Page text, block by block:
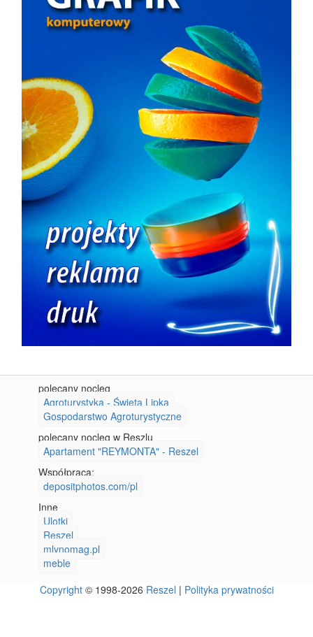
polecany nocleg
Agroturystyka - Święta Lipka
Gospodarstwo Agroturystyczne
polecany nocleg w Reszlu
Apartament "REYMONTA" - Reszel
Współpraca:
depositphotos.com/pl
Inne
Ulotki
Reszel
mlynomag.pl
meble
Copyright© 1998-2026 Reszel | Polityka prywatności